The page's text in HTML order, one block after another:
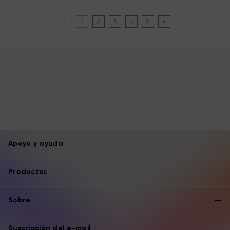
2 3 4 5 »
Apoyo y ayuda
Productos
Sobre
Suscripción del e-mail